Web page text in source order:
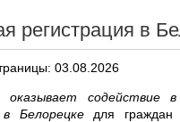
регистрация в
03.08.2026
оказывает содействие
в Белорецке для граждан